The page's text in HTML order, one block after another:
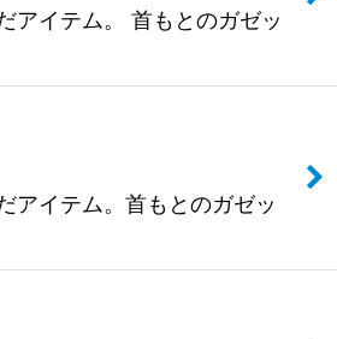
アイテム。 首もとのガゼッ
アイテム。首もとのガゼッ